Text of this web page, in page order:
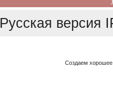
Русская версия
Создаем